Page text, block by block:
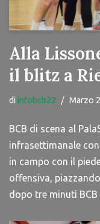
Alla
il blitz a
di infobcb22 Marzo
BCB di scena al
infrasettimanale
in campo con il
offensiva,
dopo tre minuti